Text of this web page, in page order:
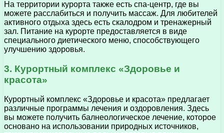
На территории курорта также есть спа-центр, где вы
можете расслабиться и получить массаж. Для любителей
активного отдыха здесь есть скалодром и тренажерный
зал. Питание на курорте предоставляется в виде
специального диетического меню, способствующего
улучшению здоровья.
3. Курортный комплекс «Здоровье и
красота»
Курортный комплекс «Здоровье и красота» предлагает
различные программы лечения и оздоровления. Здесь
вы можете получить балнеологическое лечение, которое
основано на использовании природных источников,